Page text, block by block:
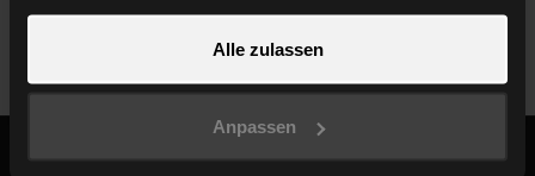
gesammelt haben.
Alle zulassen
Anpassen
Kontakt